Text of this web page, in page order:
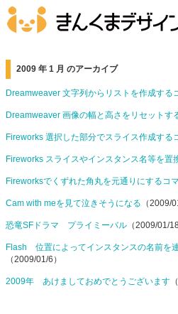
2009 年 1 月 のアーカイブ
Dreamweaver 文字列からリストを作成する
Dreamweaver 画像の幅と高さをリセットす
Fireworks 選択した部分でスライス作成する
Fireworks スライスやインスタンス名等を置
Fireworksでくずれた角丸を元通りにするコ
Cam with meを見て泣きそうになる （2009/
恐竜SFドラマ プライミーバル （2009/01/18
Flash 位置によってインスタンスの名前を
（2009/01/6）
2009年 あけましておめでとうございます